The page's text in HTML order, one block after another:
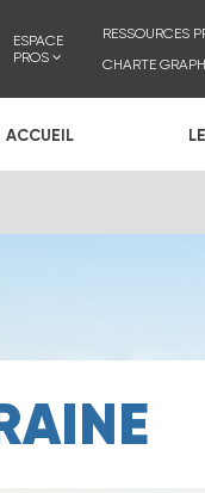
ESPACE
PROS
RESSOURCES
CHARTE
ACCUEIL